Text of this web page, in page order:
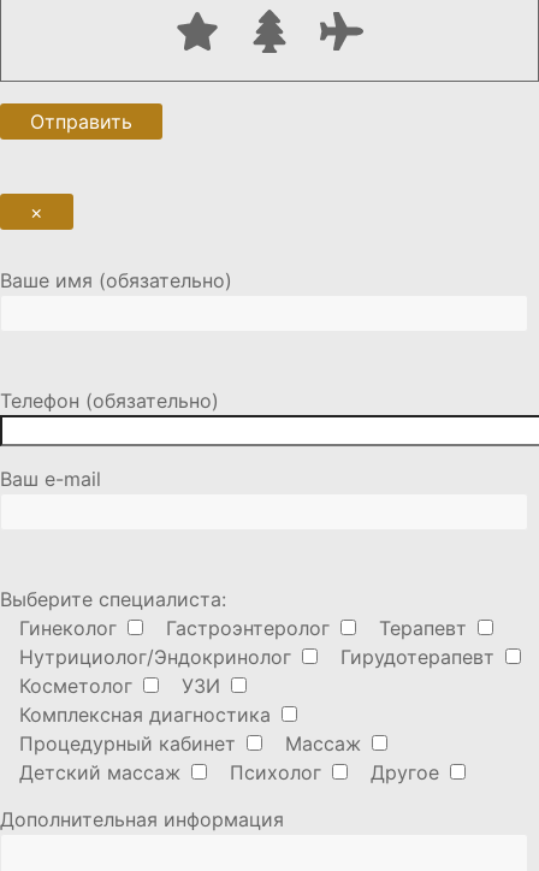
×
Ваше имя (обязательно)
Телефон (обязательно)
Ваш e-mail
Выберите специалиста:
Гинеколог
Гастроэнтеролог
Терапевт
Нутрициолог/Эндокринолог
Гирудотерапевт
Косметолог
УЗИ
Комплексная диагностика
Процедурный кабинет
Массаж
Детский массаж
Психолог
Другое
Дополнительная информация